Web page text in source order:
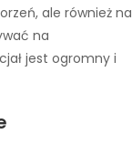
ale również na
na
jest ogromny i